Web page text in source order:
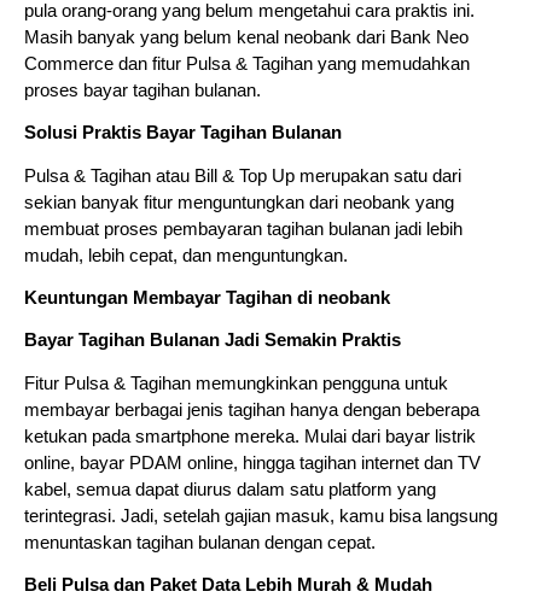
pula orang-orang yang belum mengetahui cara praktis ini.
Masih banyak yang belum kenal neobank dari Bank Neo
Commerce dan fitur Pulsa & Tagihan yang memudahkan
proses bayar tagihan bulanan.
Solusi Praktis Bayar Tagihan Bulanan
Pulsa & Tagihan atau Bill & Top Up merupakan satu dari
sekian banyak fitur menguntungkan dari neobank yang
membuat proses pembayaran tagihan bulanan jadi lebih
mudah, lebih cepat, dan menguntungkan.
Keuntungan Membayar Tagihan di neobank
Bayar Tagihan Bulanan Jadi Semakin Praktis
Fitur Pulsa & Tagihan memungkinkan pengguna untuk
membayar berbagai jenis tagihan hanya dengan beberapa
ketukan pada smartphone mereka. Mulai dari bayar listrik
online, bayar PDAM online, hingga tagihan internet dan TV
kabel, semua dapat diurus dalam satu platform yang
terintegrasi. Jadi, setelah gajian masuk, kamu bisa langsung
menuntaskan tagihan bulanan dengan cepat.
Beli Pulsa dan Paket Data Lebih Murah & Mudah